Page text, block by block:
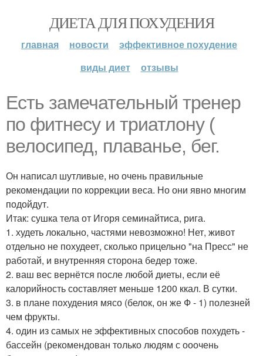
ДИЕТА ДЛЯ ПОХУДЕНИЯ
главная новости
эффективное похудение
виды диет
отзывы
Есть замечательный тренер
по фитнесу и триатлону (
велосипед, плаванье, бег.
Он написал шутливые, но очень правильные
рекомендации по коррекции веса. Но они явно многим
подойдут.
Итак: сушка тела от Игоря семинайтиса, рига.
1. худеть локально, частями невозможно! Нет, живот
отдельно не похудеет, сколько прицельно "на Пресс" не
работай, и внутренняя сторона бедер тоже.
2. ваш вес вернётся после любой диеты, если её
калорийность составляет меньше 1200 ккал. В сутки.
3. в плане похудения мясо (белок, он же Ф - 1) полезней
чем фрукты.
4. один из самых не эффективных способов похудеть -
бассейн (рекомендован только людям с ооочень